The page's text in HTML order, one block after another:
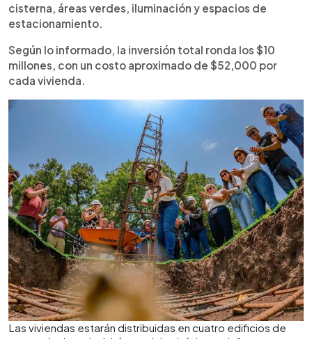
cisterna, áreas verdes, iluminación y espacios de
estacionamiento.
Según lo informado, la inversión total ronda los $10
millones, con un costo aproximado de $52,000 por
cada vivienda.
Las viviendas estarán distribuidas en cuatro edificios de